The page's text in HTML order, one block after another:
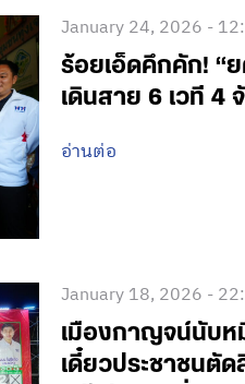
January 24, 2026 -
ร้อยเอ็ดคึกคัก! “
เดินสาย 6 เวที 4
อ่านต่อ
January 18, 2026 -
เมืองกาญจน์นับห
เดี๋ยวประชาชนตั